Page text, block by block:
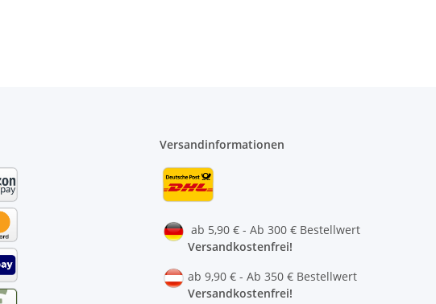
Versandinformationen
ab 5,90 € - Ab 300 € Bestellwert
Versandkostenfrei!
ab 9,90 € - Ab 350 € Bestellwert
Versandkostenfrei!